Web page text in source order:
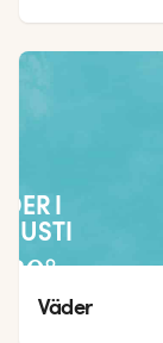
I
30°
21°
Väder